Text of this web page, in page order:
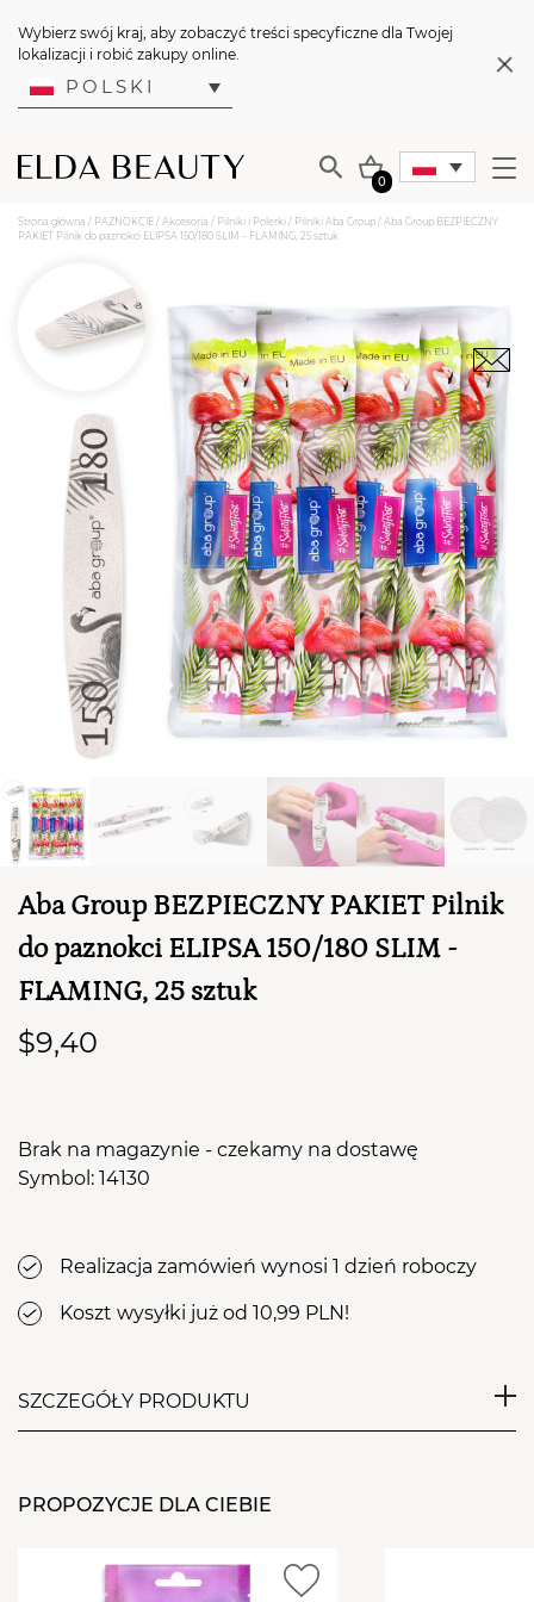
Wybierz swój kraj, aby zobaczyć treści specyficzne dla Twojej
lokalizacji i robić zakupy online.
POLSKI
0
TWÓJ KOSZYK (0)
Suma koszyka ( 0 )
PRZEJDŹ DO KOSZYKA
Strona główna / PAZNOKCIE / Akcesoria / Pilniki i Polerki / Pilniki Aba Group / Aba Group BEZPIECZNY
PAKIET Pilnik do paznokci ELIPSA 150/180 SLIM – FLAMING, 25 sztuk
Aba Group BEZPIECZNY PAKIET Pilnik
do paznokci ELIPSA 150/180 SLIM -
FLAMING, 25 sztuk
$9,40
Brak na magazynie - czekamy na dostawę
Symbol: 14130
Realizacja zamówień wynosi 1 dzień roboczy
Koszt wysyłki już od 10,99 PLN!
SZCZEGÓŁY PRODUKTU
gradacji 150/180, dedykowane do użytku
wymagających efektywnego, a jednocześnie
PROPOZYCJE DLA CIEBIE